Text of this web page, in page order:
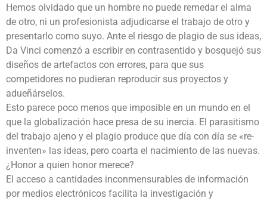
Hemos olvidado que un hombre no puede remedar el alma
de otro, ni un profesionista adjudicarse el trabajo de otro y
presentarlo como suyo. Ante el riesgo de plagio de sus ideas,
Da Vinci comenzó a escribir en contrasentido y bosquejó sus
diseños de artefactos con errores, para que sus
competidores no pudieran reproducir sus proyectos y
adueñárselos.
Esto parece poco menos que imposible en un mundo en el
que la globalización hace presa de su inercia. El parasitismo
del trabajo ajeno y el plagio produce que día con día se «re-
inventen» las ideas, pero coarta el nacimiento de las nuevas.
¿Honor a quien honor merece?
El acceso a cantidades inconmensurables de información
por medios electrónicos facilita la investigación y